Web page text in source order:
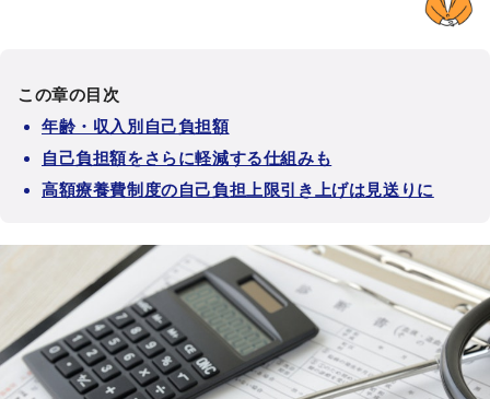
この章の目次
年齢・収入別自己負担額
自己負担額をさらに軽減する仕組みも
高額療養費制度の自己負担上限引き上げは見送りに